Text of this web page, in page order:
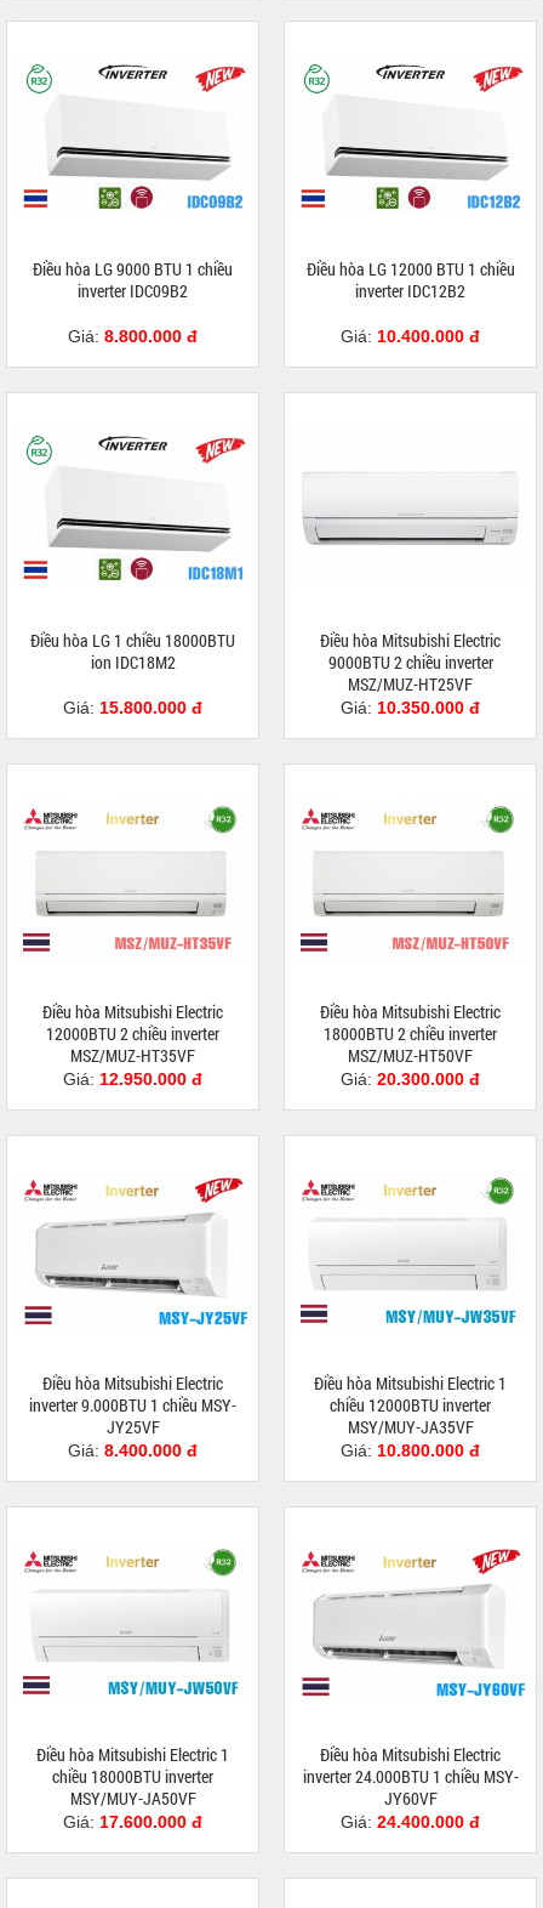
Điều hòa LG 9000 BTU 1 chiều
inverter IDC09B2
Giá: 8.800.000 đ
Điều hòa LG 12000 BTU 1 chiều
inverter IDC12B2
Giá: 10.400.000 đ
Điều hòa LG 1 chiều 18000BTU
ion IDC18M2
Giá: 15.800.000 đ
Điều hòa Mitsubishi Electric
9000BTU 2 chiều inverter
MSZ/MUZ-HT25VF
Giá: 10.350.000 đ
Điều hòa Mitsubishi Electric
12000BTU 2 chiều inverter
MSZ/MUZ-HT35VF
Giá: 12.950.000 đ
Điều hòa Mitsubishi Electric
18000BTU 2 chiều inverter
MSZ/MUZ-HT50VF
Giá: 20.300.000 đ
Điều hòa Mitsubishi Electric
inverter 9.000BTU 1 chiều MSY-
JY25VF
Giá: 8.400.000 đ
Điều hòa Mitsubishi Electric 1
chiều 12000BTU inverter
MSY/MUY-JA35VF
Giá: 10.800.000 đ
Điều hòa Mitsubishi Electric 1
chiều 18000BTU inverter
MSY/MUY-JA50VF
Giá: 17.600.000 đ
Điều hòa Mitsubishi Electric
inverter 24.000BTU 1 chiều MSY-
JY60VF
Giá: 24.400.000 đ